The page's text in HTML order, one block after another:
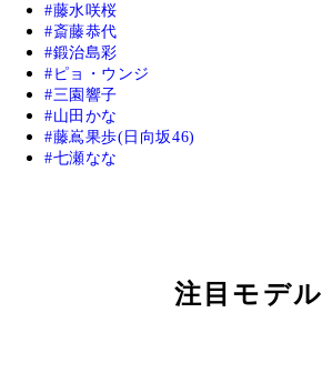
藤水咲桜
斎藤恭代
鍛治島彩
ピョ・ウンジ
三園響子
山田かな
藤嶌果歩(日向坂46)
七瀬なな
注目モデル